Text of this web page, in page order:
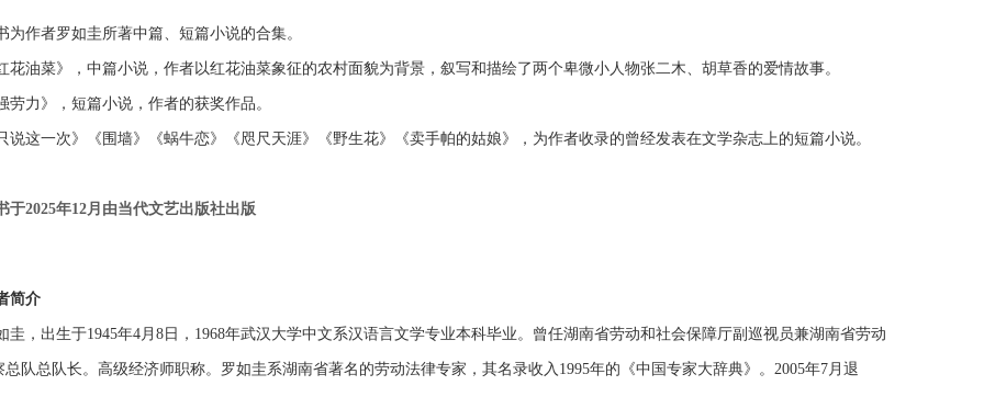
为作者罗如圭所著中篇、短篇小说的合集。
花油菜》，中篇小说，作者以红花油菜象征的农村面貌为背景，叙写和描绘了两个卑微小人物张二木、胡草香的爱情故事。
劳力》，短篇小说，作者的获奖作品。
说这一次》《围墙》《蜗牛恋》《咫尺天涯》《野生花》《卖手帕的姑娘》，为作者收录的曾经发表在文学杂志上的短篇小说。
于2025年12月由当代文艺出版社出版
简介
圭，出生于1945年4月8日，1968年武汉大学中文系汉语言文学专业本科毕业。曾任湖南省劳动和社会保障厅副巡视员兼湖南省劳动
总队总队长。高级经济师职称。罗如圭系湖南省著名的劳动法律专家，其名录收入1995年的《中国专家大辞典》。2005年7月退